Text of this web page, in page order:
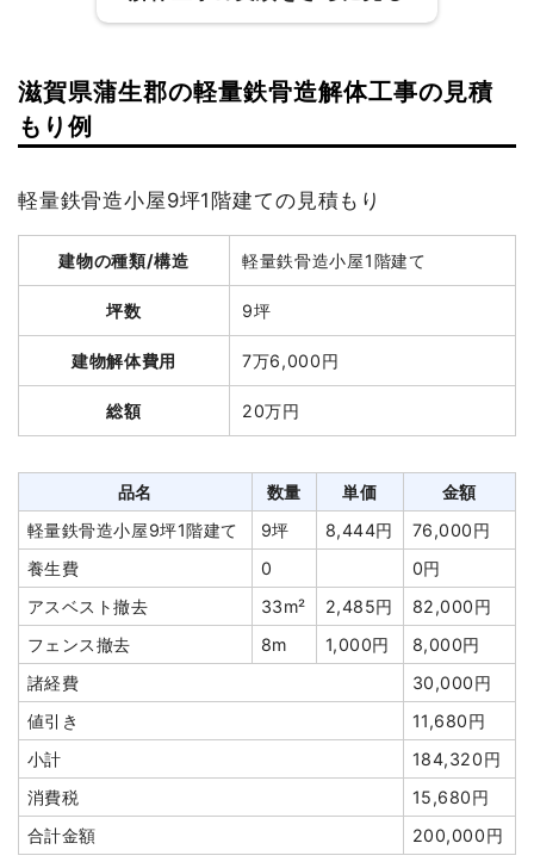
建物の種類/構造 木造住宅2階建て
坪数 23坪
建物解体費用 130万1,750円
総額 168万3,000円
品名 数量 単価
金額
木造住宅23坪2階建て
23坪 56,598円
200m² 600円
植木・植栽撤去
40,000円
諸経費
25,000円
値引き
6,750円
小計
1,530,000円
消費税
153,000円
合計金額
1,683,000円
建物の種類/構造
坪数 56坪
滋賀県蒲生郡の軽量鉄骨造解体工事の見積
もり例
軽量鉄骨造小屋9坪1階建ての見積もり
建物の種類/構造 軽量鉄骨造小屋1階建て
坪数 9坪
建物解体費用 7万6,000円
総額 20万円
品名 数量 単価
金額
軽量鉄骨造小屋9坪1階建て
9坪 8,444円
76,000円
養生費
0
0円
アスベスト撤去
33m² 2,485円
82,000円
フェンス撤去
8m 1,000円
8,000円
諸経費
30,000円
値引き
11,680円
小計
184,320円
消費税
15,680円
合計金額
200,000円